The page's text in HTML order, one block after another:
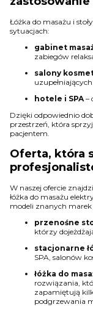
Łóżka do masażu i
sytuacjach:
gabinet
zabiegów
salony
hotele i SPA–
Dzięki odpowiednio
przestrzeń, która
pacjentem.
Oferta, która
W naszej ofercie
łóżka do masażu
modeli znanych marek
przenośne
którzy
stacjonarne
SPA, salonów
łóżka do
rozwiązania,
zapamiętują
podgrzewania